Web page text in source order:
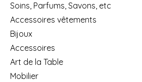
Soins, Parfums, Savons, etc
Accessoires vêtements
Bijoux
Accessoires
Art de la Table
Mobilier